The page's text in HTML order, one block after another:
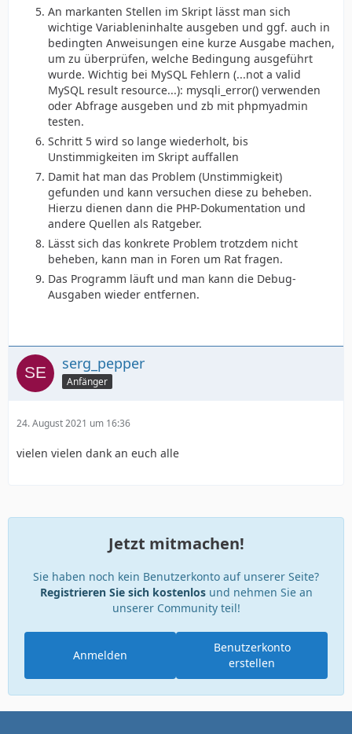
An markanten Stellen im Skript lässt man sich
wichtige Variableninhalte ausgeben und ggf. auch in
bedingten Anweisungen eine kurze Ausgabe machen,
um zu überprüfen, welche Bedingung ausgeführt
wurde. Wichtig bei MySQL Fehlern (...not a valid
MySQL result resource...): mysqli_error() verwenden
oder Abfrage ausgeben und zb mit phpmyadmin
testen.
Schritt 5 wird so lange wiederholt, bis
Unstimmigkeiten im Skript auffallen
Damit hat man das Problem (Unstimmigkeit)
gefunden und kann versuchen diese zu beheben.
Hierzu dienen dann die PHP-Dokumentation und
andere Quellen als Ratgeber.
Lässt sich das konkrete Problem trotzdem nicht
beheben, kann man in Foren um Rat fragen.
Das Programm läuft und man kann die Debug-
Ausgaben wieder entfernen.
serg_pepper
Anfänger
24. August 2021 um 16:36
vielen vielen dank an euch alle
Jetzt mitmachen!
Sie haben noch kein Benutzerkonto auf unserer Seite?
Registrieren Sie sich kostenlosund nehmen Sie an
unserer Community teil!
Benutzerkonto
erstellen
Anmelden